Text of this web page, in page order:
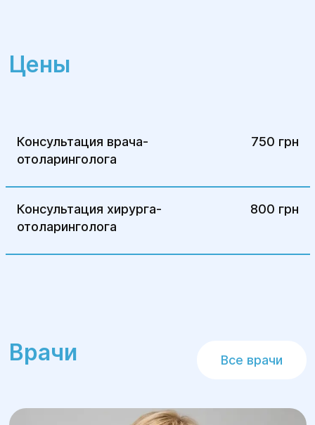
хирургии и реабилитации "Гелиос" для
безопасного и эффективного лечения!
Цены
Консультация врача-
отоларинголога
750 грн
Консультация хирурга-
отоларинголога
800 грн
Врачи Все врачи